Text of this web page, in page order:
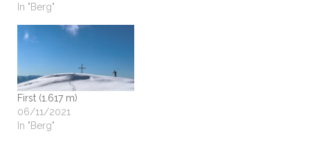
In "Berg"
First (1.617 m)
06/11/2021
In "Berg"